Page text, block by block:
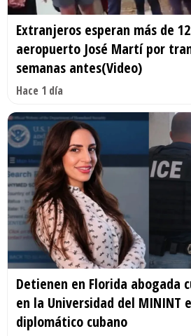
Extranjeros esperan más de
aeropuerto José Martí por
semanas antes(Video)
Hace 1 día
Detienen en Florida abogada
en la Universidad del MININT
diplomático cubano